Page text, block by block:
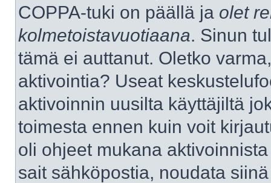
COPPA-tuki on päällä ja olet
kolmetoistavuotiaana. Sinun
tämä ei auttanut. Oletko
aktivointia? Useat
aktivoinnin uusilta käyttäjiltä
toimesta ennen kuin voit
oli ohjeet mukana
sait sähköpostia, noudata